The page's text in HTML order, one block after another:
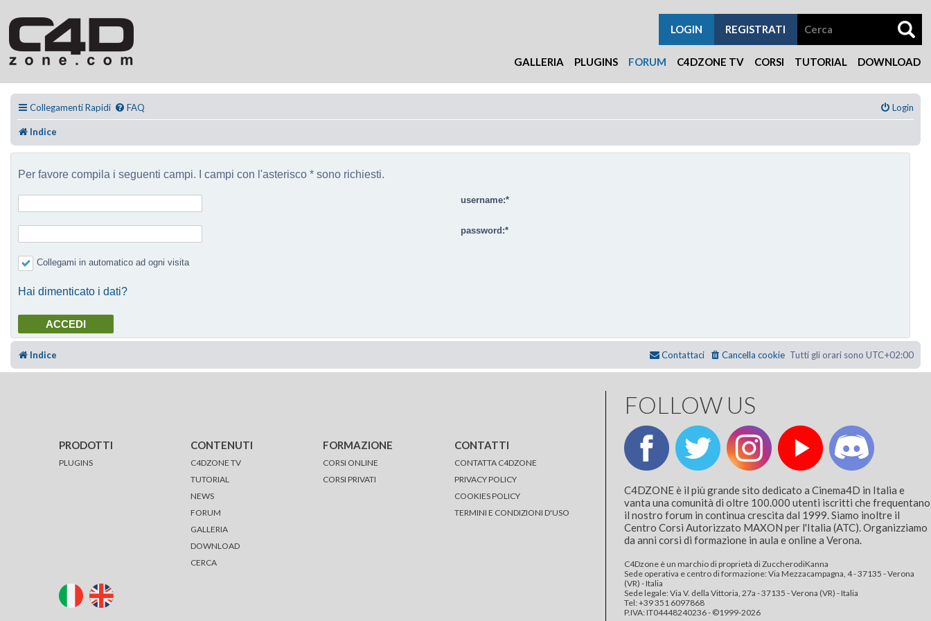
GALLERIA PLUGINS FORUM C4DZONE TV CORSI TUTORIAL DOWNLOAD
REGISTRATI
LOGIN
Collegamenti Rapidi FAQ Login
Indice
Per favore compila i seguenti campi. I campi con l'asterisco * sono richiesti.
username:
password:
Collegami in automatico ad ogni visita
Hai dimenticato i dati?
Indice Tutti gli orari sono UTC+02:00
Cancella cookie
Contattaci
PRODOTTI
PLUGINS
CONTENUTI
C4DZONE TV
TUTORIAL
NEWS
FORUM
GALLERIA
DOWNLOAD
CERCA
FORMAZIONE
CORSI ONLINE
CORSI PRIVATI
CONTATTI
CONTATTA C4DZONE
PRIVACY POLICY
COOKIES POLICY
TERMINI E CONDIZIONI D'USO
FOLLOW US
C4DZONE è il più grande sito dedicato a Cinema4D in Italia e
vanta una comunità di oltre 100.000 utenti iscritti che frequentano
il nostro forum in continua crescita dal 1999. Siamo inoltre il
Centro Corsi Autorizzato MAXON per l'Italia (ATC). Organizziamo
da anni corsi di formazione in aula e online a Verona.
C4Dzone è un marchio di proprietà di ZuccherodiKanna
Sede operativa e centro di formazione: Via Mezzacampagna, 4 - 37135 - Verona
(VR) - Italia
Sede legale: Via V. della Vittoria, 27a - 37135 - Verona (VR) - Italia
Tel: +39 351 6097868‬
P.IVA: IT04448240236 - ©1999-2026